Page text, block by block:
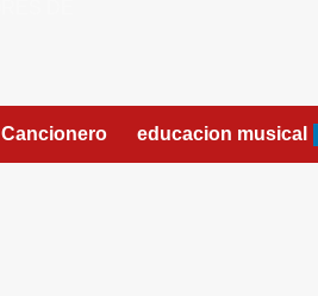
Cancionero educacion musical